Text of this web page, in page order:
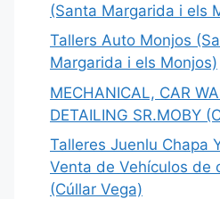
(Santa Margarida i els
Tallers Auto Monjos
Margarida i els Monjos)
MECHANICAL, CAR
DETAILING SR.MOBY
Talleres Juenlu Chapa
Venta de Vehículos de
(Cúllar Vega)